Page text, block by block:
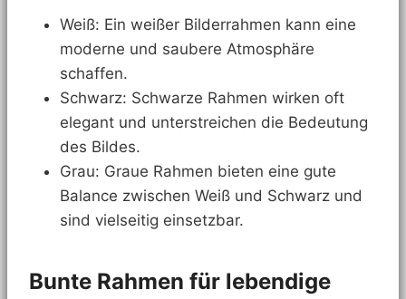
Weiß: Ein weißer Bilderrahmen kann eine
moderne und saubere Atmosphäre
schaffen.
Schwarz: Schwarze Rahmen wirken oft
elegant und unterstreichen die Bedeutung
des Bildes.
Grau: Graue Rahmen bieten eine gute
Balance zwischen Weiß und Schwarz und
sind vielseitig einsetzbar.
Bunte Rahmen für lebendige